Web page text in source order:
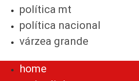
política mt
política nacional
várzea grande
home